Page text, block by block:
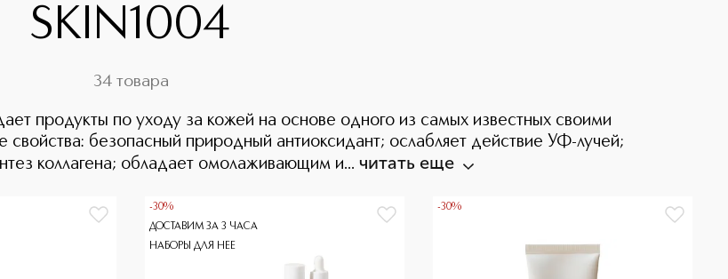
SKIN1004
34 товара
продукты по уходу за кожей на основе одного из самых известных своими
свойства: безопасный природный антиоксидант; ослабляет действие УФ-лучей;
коллагена; обладает омолаживающим и... читать еще
-30%
ДОСТАВИМ ЗА 3 ЧАСА
НАБОРЫ ДЛЯ НЕЕ
-30%